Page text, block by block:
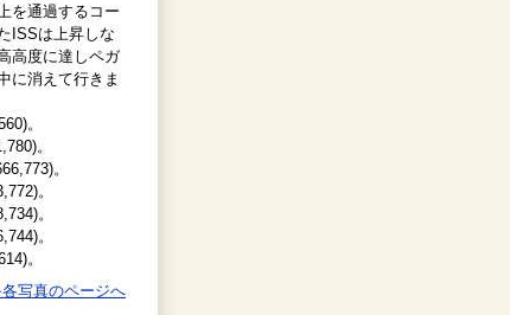
を通過するコー
ISSは上昇しな
高度に達しペガ
に消えて行きま
。
。
。
。
。
。
。
写真のページへ